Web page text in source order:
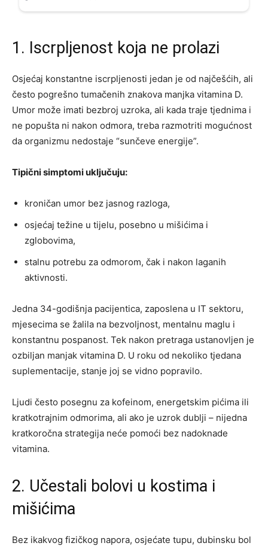
1. Iscrpljenost koja ne prolazi
Osjećaj konstantne iscrpljenosti jedan je od najčešćih, ali
često pogrešno tumačenih znakova manjka vitamina D.
Umor može imati bezbroj uzroka, ali kada traje tjednima i
ne popušta ni nakon odmora, treba razmotriti mogućnost
da organizmu nedostaje “sunčeve energije”.
Tipični simptomi uključuju:
kroničan umor bez jasnog razloga,
osjećaj težine u tijelu, posebno u mišićima i
zglobovima,
stalnu potrebu za odmorom, čak i nakon laganih
aktivnosti.
Jedna 34-godišnja pacijentica, zaposlena u IT sektoru,
mjesecima se žalila na bezvoljnost, mentalnu maglu i
konstantnu pospanost. Tek nakon pretraga ustanovljen je
ozbiljan manjak vitamina D. U roku od nekoliko tjedana
suplementacije, stanje joj se vidno popravilo.
Ljudi često posegnu za kofeinom, energetskim pićima ili
kratkotrajnim odmorima, ali ako je uzrok dublji – nijedna
kratkoročna strategija neće pomoći bez nadoknade
vitamina.
2. Učestali bolovi u kostima i
mišićima
Bez ikakvog fizičkog napora, osjećate tupu, dubinsku bol